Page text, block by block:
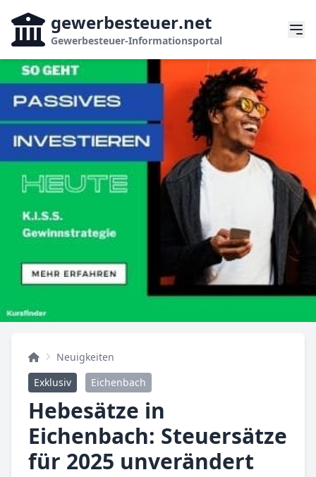
gewerbesteuer.net
Gewerbesteuer-Informationsportal
Neuigkeiten
Exklusiv
Eichenbach
Hebesätze in
Eichenbach: Steuersätze
für 2025 unverändert